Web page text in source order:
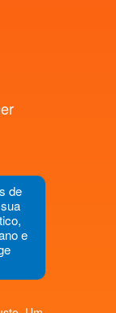
de
e